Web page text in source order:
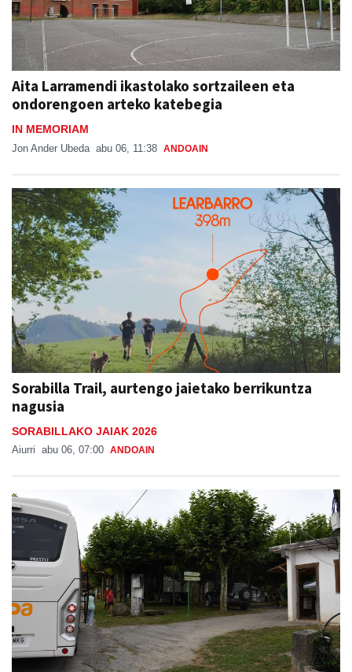
Aita Larramendi ikastolako sortzaileen eta
ondorengoen arteko katebegia
IN MEMORIAM
Jon Ander Ubeda abu 06, 11:38 ANDOAIN
Sorabilla Trail, aurtengo jaietako berrikuntza
nagusia
SORABILLAKO JAIAK 2026
Aiurri abu 06, 07:00 ANDOAIN